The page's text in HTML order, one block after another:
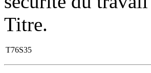
Titre.
T76S35